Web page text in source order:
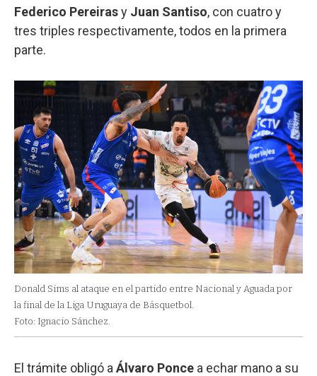
Federico Pereirasy Juan Santiso, con cuatro y
tres triples respectivamente, todos en la primera
parte.
Donald Sims al ataque en el partido entre Nacional y Aguada por
la final de la Liga Uruguaya de Básquetbol.
Foto: Ignacio Sánchez.
El trámite obligó a Álvaro Ponce a echar mano a su